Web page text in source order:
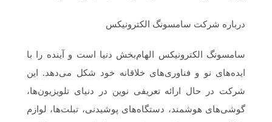
درباره شرکت سامسونگ الکترونیکس
سامسونگ الکترونیکس الهام‌بخش دنیا است و آینده را با
ایده‌های نو و فناوری‌های خلاقانه خود شکل می‌دهد. این
شرکت در حال ارائه تعریفی نوین در دنیای تلویزیون‌ها،
گوشی‌های هوشمند، دستگاه‌های پوشیدنی، تبلت‌ها، لوازم